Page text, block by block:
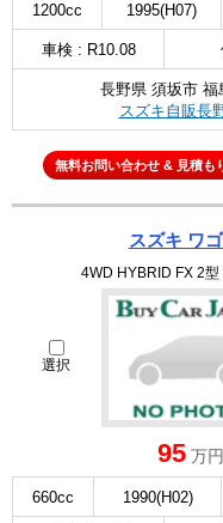
1200cc 1995(H07)
車検 : R10.08
長野県 須坂市 福
スズキ自販長
無料お問い合わせ & 見積も
スズキ ワ
4WD HYBRID FX 2
選択
95 万円
660cc 1990(H02)